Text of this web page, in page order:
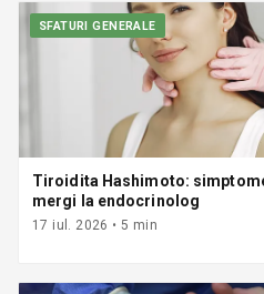
SFATURI GENERALE
Tiroidita Hashimoto:
mergi la endocrinolog
17 iul. 2026 •5 min